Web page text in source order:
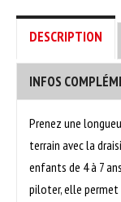
DESCRIPTION
INFOS
Prenez une
terrain avec la
enfants de 4 à 7
piloter, elle permet